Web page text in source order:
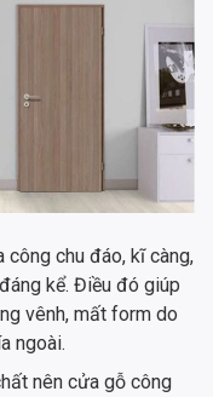
chu đáo, kĩ càng,
kể. Điều đó giúp
vênh, mất form do
ngoài.
nên cửa gỗ công